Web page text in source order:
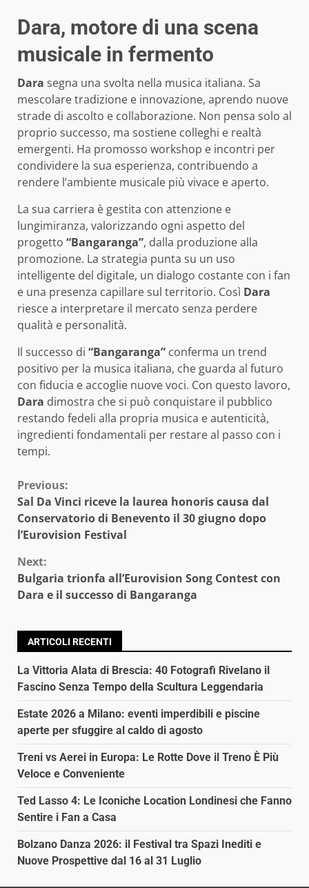
Dara, motore di una scena
musicale in fermento
Dara segna una svolta nella musica italiana. Sa
mescolare tradizione e innovazione, aprendo nuove
strade di ascolto e collaborazione. Non pensa solo al
proprio successo, ma sostiene colleghi e realtà
emergenti. Ha promosso workshop e incontri per
condividere la sua esperienza, contribuendo a
rendere l’ambiente musicale più vivace e aperto.
La sua carriera è gestita con attenzione e
lungimiranza, valorizzando ogni aspetto del
progetto “Bangaranga”, dalla produzione alla
promozione. La strategia punta su un uso
intelligente del digitale, un dialogo costante con i fan
e una presenza capillare sul territorio. Così Dara
riesce a interpretare il mercato senza perdere
qualità e personalità.
Il successo di “Bangaranga” conferma un trend
positivo per la musica italiana, che guarda al futuro
con fiducia e accoglie nuove voci. Con questo lavoro,
Dara dimostra che si può conquistare il pubblico
restando fedeli alla propria musica e autenticità,
ingredienti fondamentali per restare al passo con i
tempi.
Continue
Reading
Previous:
Sal Da Vinci riceve la laurea honoris causa dal
Conservatorio di Benevento il 30 giugno dopo
l’Eurovision Festival
Next:
Bulgaria trionfa all’Eurovision Song Contest con
Dara e il successo di Bangaranga
ARTICOLI RECENTI
La Vittoria Alata di Brescia: 40 Fotografi Rivelano il
Fascino Senza Tempo della Scultura Leggendaria
Estate 2026 a Milano: eventi imperdibili e piscine
aperte per sfuggire al caldo di agosto
Treni vs Aerei in Europa: Le Rotte Dove il Treno È Più
Veloce e Conveniente
Ted Lasso 4: Le Iconiche Location Londinesi che Fanno
Sentire i Fan a Casa
Bolzano Danza 2026: il Festival tra Spazi Inediti e
Nuove Prospettive dal 16 al 31 Luglio